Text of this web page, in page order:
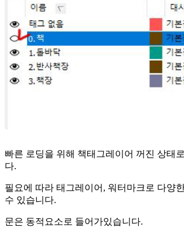
빠른 로딩을 위해 책태그레이어 꺼진 상태
다.
필요에 따라 태그레이어, 워터마크로 다양
수 있습니다.
문은 동적요소로 들어가있습니다.